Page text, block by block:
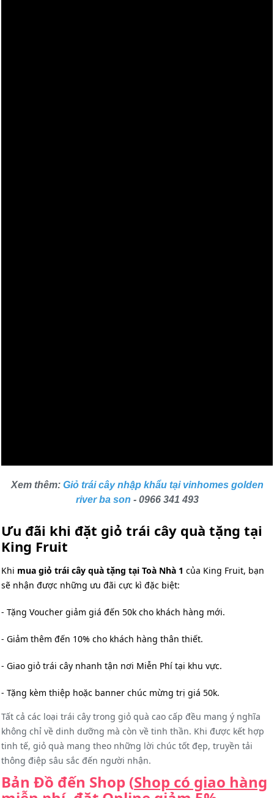
Xem thêm: Giỏ trái cây nhập khẩu tại vinhomes golden
river ba son - 0966 341 493
Ưu đãi khi đặt giỏ trái cây quà tặng tại
King Fruit
Khi mua giỏ trái cây quà tặng tại Toà Nhà 1 của King Fruit, bạn
sẽ nhận được những ưu đãi cực kì đặc biệt:
- Tặng Voucher giảm giá đến 50k cho khách hàng mới.
- Giảm thêm đến 10% cho khách hàng thân thiết.
- Giao giỏ trái cây nhanh tận nơi Miễn Phí tại khu vực.
- Tặng kèm thiệp hoặc banner chúc mừng trị giá 50k.
Tất cả các loại trái cây trong giỏ quà cao cấp đều mang ý nghĩa
không chỉ về dinh dưỡng mà còn về tinh thần. Khi được kết hợp
tinh tế, giỏ quà mang theo những lời chúc tốt đẹp, truyền tải
thông điệp sâu sắc đến người nhận.
Bản Đồ đến Shop (Shop có giao hàng